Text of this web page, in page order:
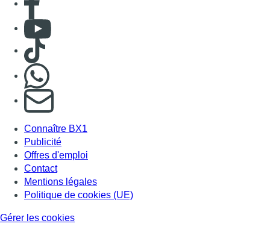
Contact
Mentions légales
Politique de cookies (UE)
Gérer les cookies